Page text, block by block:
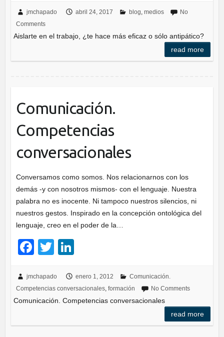
c
e
o
tt
er
k
e
n
jmchapado abril 24, 2017 blog, medios
No
Comments
Aislarte en el trabajo, ¿te hace más eficaz o sólo antipático?
read more
Comunicación.
Competencias
conversacionales
Conversamos como somos. Nos relacionarnos con los
demás -y con nosotros mismos- con el lenguaje. Nuestra
palabra no es inocente. Ni tampoco nuestros silencios, ni
nuestros gestos. Inspirado en la concepción ontológica del
lenguaje, creo en el poder de la…
F
c
e
o
T
tt
er
k
e
n
jmchapado enero 1, 2012
Comunicación.
Competencias conversacionales, formación No Comments
Comunicación. Competencias conversacionales
read more